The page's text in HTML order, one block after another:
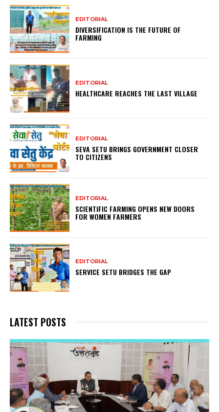
EDITORIAL
DIVERSIFICATION IS THE FUTURE OF
FARMING
EDITORIAL
HEALTHCARE REACHES THE LAST VILLAGE
EDITORIAL
SEVA SETU BRINGS GOVERNMENT CLOSER
TO CITIZENS
EDITORIAL
SCIENTIFIC FARMING OPENS NEW DOORS
FOR WOMEN FARMERS
EDITORIAL
SERVICE SETU BRIDGES THE GAP
LATEST POSTS